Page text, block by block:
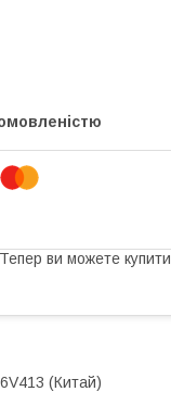
Тепер ви можете купити
(Китай)